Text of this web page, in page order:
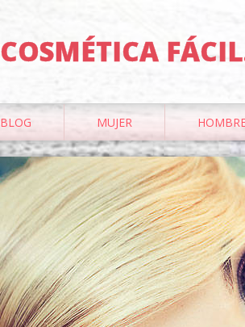
COSMÉTICA
BLOG MUJER